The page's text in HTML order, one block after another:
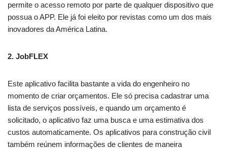
permite o acesso remoto por parte de qualquer dispositivo que
possua o APP. Ele já foi eleito por revistas como um dos mais
inovadores da América Latina.
2. JobFLEX
Este aplicativo facilita bastante a vida do engenheiro no
momento de criar orçamentos. Ele só precisa cadastrar uma
lista de serviços possíveis, e quando um orçamento é
solicitado, o aplicativo faz uma busca e uma estimativa dos
custos automaticamente. Os aplicativos para construção civil
também reúnem informações de clientes de maneira